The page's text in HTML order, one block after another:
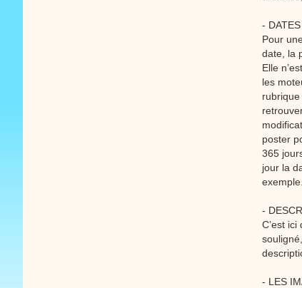
-
Pour
date, la
Elle
les
poster
365
jour la
exemple.
-
C’est
- LES